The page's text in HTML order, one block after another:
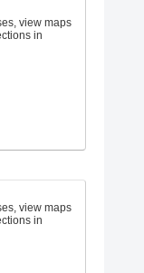
view maps
in
view maps
in